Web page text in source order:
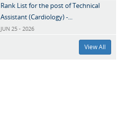
Rank List for the post of Technical
Assistant (Cardiology) -...
JUN 25 - 2026
View All